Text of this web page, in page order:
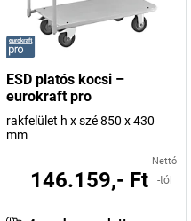
ESD platós kocsi –
eurokraft pro
rakfelület h x szé 850 x 430
mm
Nettó
146.159,- Ft -tól